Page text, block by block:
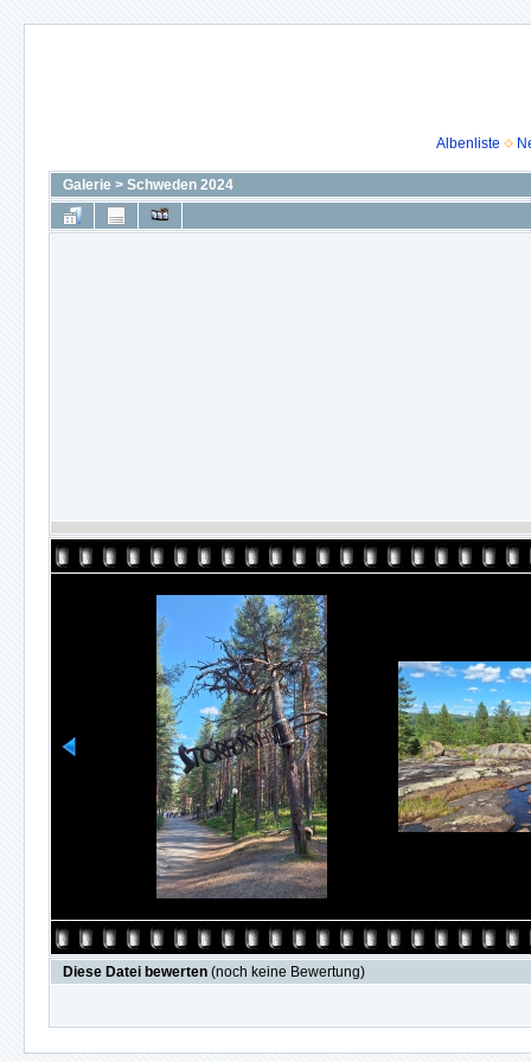
Albenliste
Galerie > Schweden 2024
Diese Datei bewerten (noch keine Bewertung)